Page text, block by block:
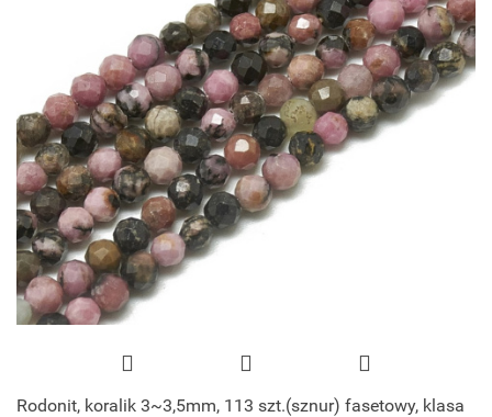
Rodonit, koralik 3~3,5mm, 113 szt.(sznur) fasetowy, klasa